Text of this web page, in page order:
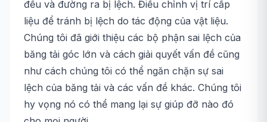
đều và đường ra bị lệch. Điều chỉnh vị trí cấp
liệu để tránh bị lệch do tác động của vật liệu.
Chúng tôi đã giới thiệu các bộ phận sai lệch của
băng tải góc lớn và cách giải quyết vấn đề cũng
như cách chúng tôi có thể ngăn chặn sự sai
lệch của băng tải và các vấn đề khác. Chúng tôi
hy vọng nó có thể mang lại sự giúp đỡ nào đó